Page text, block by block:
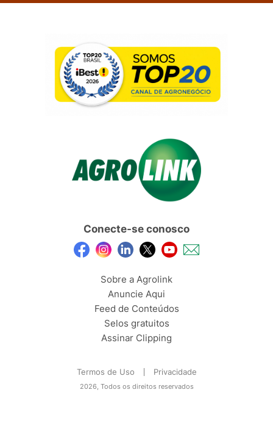
Conecte-se conosco
Sobre a Agrolink
Anuncie Aqui
Feed de Conteúdos
Selos gratuitos
Assinar Clipping
Termos de Uso Privacidade
2026, Todos os direitos reservados